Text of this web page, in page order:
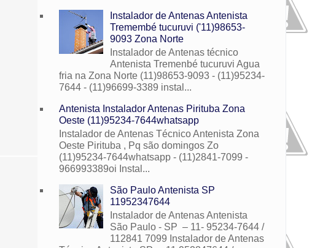
Instalador de Antenas Antenista
Tremembé tucuruvi ('11)98653-
9093 Zona Norte
Instalador de Antenas técnico
Antenista Tremenbé tucuruvi Agua
fria na Zona Norte (11)98653-9093 - (11)95234-
7644 - (11)96699-3389 instal...
Antenista Instalador Antenas Pirituba Zona
Oeste (11)95234-7644whatsapp
Instalador de Antenas Técnico Antenista Zona
Oeste Pirituba , Pq são domingos Zo
(11)95234-7644whatsapp - (11)2841-7099 -
966993389oi Instal...
São Paulo Antenista SP
11952347644
Instalador de Antenas Antenista
São Paulo - SP – 11- 95234-7644 /
112841 7099 Instalador de Antenas